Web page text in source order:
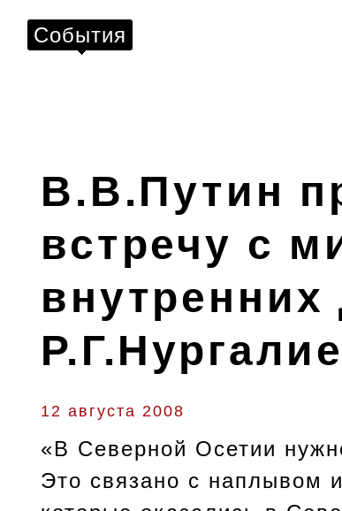
События
В.В.Путин
встречу с
12 августа 2008
«В Северной Осетии
Это связано с наплывом